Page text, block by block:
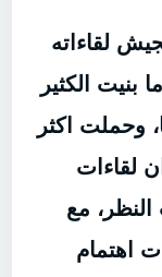
لقاءاته
بنيت الكثير
وحملت اكثر
لقاءات
مع
اهتمام